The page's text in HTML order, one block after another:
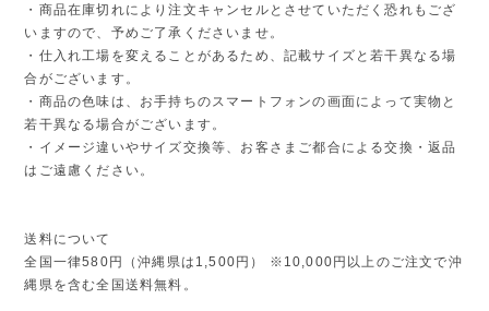
・商品在庫切れにより注文キャンセルとさせていただく恐れもござ
いますので、予めご了承くださいませ。
・仕入れ工場を変えることがあるため、記載サイズと若干異なる場
合がございます。
・商品の色味は、お手持ちのスマートフォンの画面によって実物と
若干異なる場合がございます。
・イメージ違いやサイズ交換等、お客さまご都合による交換・返品
はご遠慮ください。
送料について
全国一律580円（沖縄県は1,500円） ※10,000円以上のご注文で沖
縄県を含む全国送料無料。